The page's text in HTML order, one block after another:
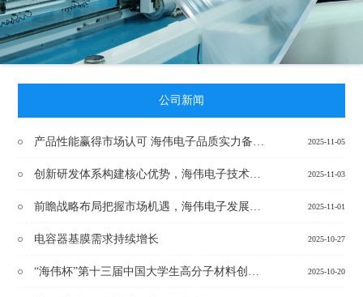
公司新闻
产品性能赢得市场认可 海伟电子品质实力备受瞩目 2025-11-05
创新研发体系构建核心优势，海伟电子技术实力持续提升 2025-11-03
前瞻战略布局把握市场机遇，海伟电子发展潜力持续释放 2025-11-01
电容器基膜需求持续增长 2025-10-27
“海伟杯”第十三届中国大学生高分子材料创新创业大赛决赛在河北景县启幕 2025-10-20